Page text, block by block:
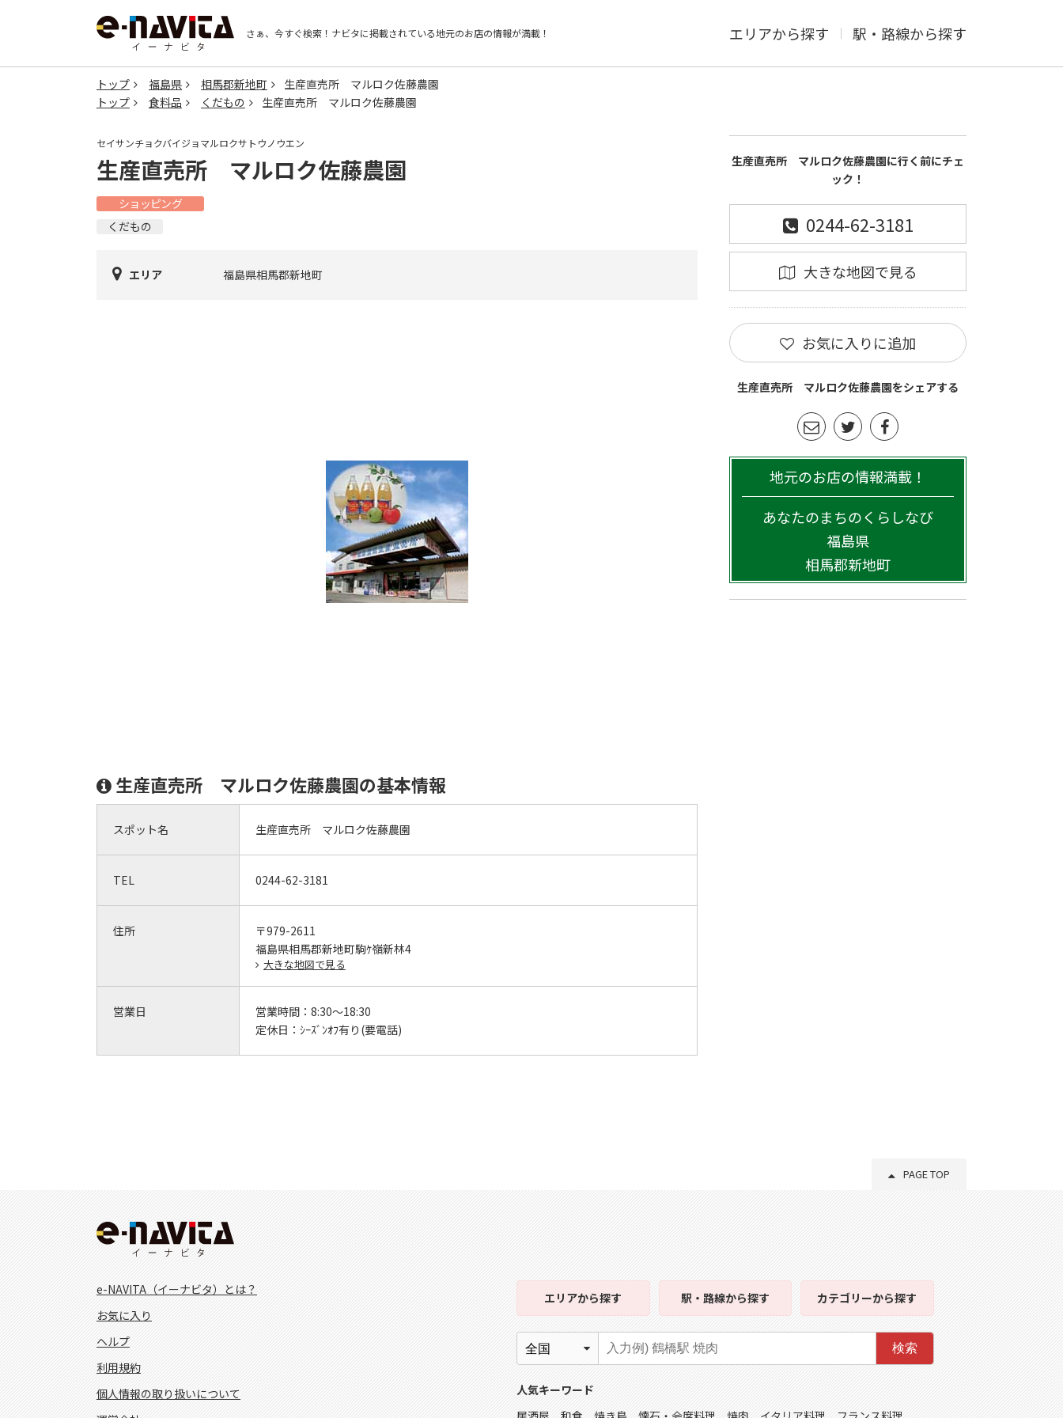
さぁ、今すぐ検索！ ナビタに掲載されている地元のお店の情報が満載！ エリアから探す 駅・路線から探す
トップ 福島県 相馬郡新地町
生産直売所 マルロク佐藤農園
トップ
食料品 くだもの 生産直売所 マルロク佐藤農園
セイサンチョクバイジョマルロクサトウノウエン
生産直売所 マルロク佐藤農園
ショッピング
くだもの
エリア 福島県相馬郡新地町
生産直売所 マルロク佐藤農園の基本情報
スポット名 生産直売所 マルロク佐藤農園
TEL 0244-62-3181
住所
〒979-2611
福島県相馬郡新地町駒ｹ嶺新林4
大きな地図で見る
営業日 営業時間： 8:30～18:30
定休日： ｼｰｽﾞﾝｵﾌ有り(要電話)
生産直売所 マルロク佐藤農園に行く前にチェ
ック！
0244-62-3181
大きな地図で見る
お気に入りに追加
生産直売所 マルロク佐藤農園をシェアする
地元のお店の情報満載！
あなたのまちのくらしなび
福島県
相馬郡新地町
PAGE TOP
e-NAVITA（イーナビタ）とは？
お気に入り
ヘルプ
利用規約
個人情報の取り扱いについて
エリアから探す 駅・路線から探す カテゴリーから探す
検索
人気キーワード